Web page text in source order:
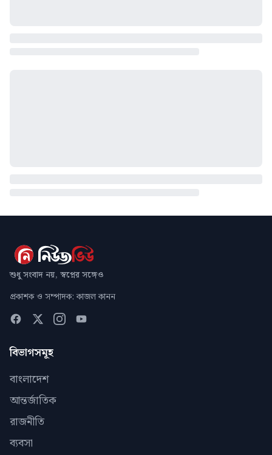
শুধু সংবাদ নয়, স্বপ্নের সঙ্গেও
প্রকাশক ও সম্পাদক: কাজল কানন
বিভাগসমূহ
বাংলাদেশ
আন্তর্জাতিক
রাজনীতি
ব্যবসা